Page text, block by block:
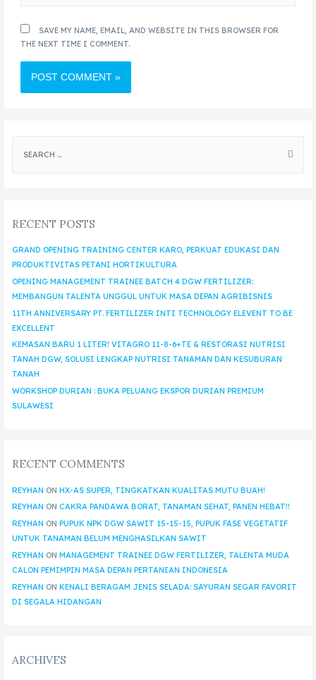
SAVE MY NAME, EMAIL, AND WEBSITE IN THIS BROWSER FOR
THE NEXT TIME I COMMENT.
RECENT POSTS
GRAND OPENING TRAINING CENTER KARO, PERKUAT EDUKASI DAN
PRODUKTIVITAS PETANI HORTIKULTURA
OPENING MANAGEMENT TRAINEE BATCH 4 DGW FERTILIZER:
MEMBANGUN TALENTA UNGGUL UNTUK MASA DEPAN AGRIBISNIS
11TH ANNIVERSARY PT. FERTILIZER INTI TECHNOLOGY ELEVENT TO BE
EXCELLENT
KEMASAN BARU 1 LITER! VITAGRO 11-8-6+TE & RESTORASI NUTRISI
TANAH DGW, SOLUSI LENGKAP NUTRISI TANAMAN DAN KESUBURAN
TANAH
WORKSHOP DURIAN : BUKA PELUANG EKSPOR DURIAN PREMIUM
SULAWESI
RECENT COMMENTS
REYHAN ON HX-AS SUPER, TINGKATKAN KUALITAS MUTU BUAH!
REYHAN ON CAKRA PANDAWA BORAT, TANAMAN SEHAT, PANEN HEBAT!!
REYHAN ON PUPUK NPK DGW SAWIT 15-15-15, PUPUK FASE VEGETATIF
UNTUK TANAMAN BELUM MENGHASILKAN SAWIT
REYHAN ON MANAGEMENT TRAINEE DGW FERTILIZER, TALENTA MUDA
CALON PEMIMPIN MASA DEPAN PERTANIAN INDONESIA
REYHAN ON KENALI BERAGAM JENIS SELADA: SAYURAN SEGAR FAVORIT
DI SEGALA HIDANGAN
ARCHIVES